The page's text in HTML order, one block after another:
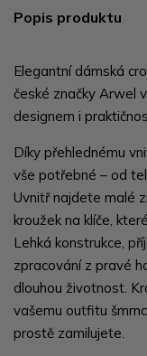
Popis produktu
Elegantní dámská
české značky Arwel
designem i
Díky přehlednému
vše potřebné – od
Uvnitř najdete malé
kroužek na klíče,
Lehká konstrukce,
zpracování z pravé
dlouhou životnost.
vašemu outfitu
prostě zamilujete.